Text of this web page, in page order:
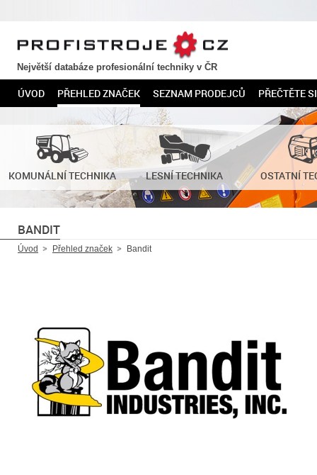
PROFISTROJE.CZ
Největší databáze profesionální techniky v ČR
ÚVOD PŘEHLED ZNAČEK SEZNAM PRODEJCŮ PŘEČTĚTE SI
KOMUNÁLNÍ TECHNIKA LESNÍ TECHNIKA OSTATNÍ
BANDIT
Úvod Přehled značek Bandit